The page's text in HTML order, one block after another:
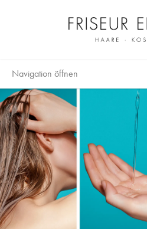
Navigation öffnen